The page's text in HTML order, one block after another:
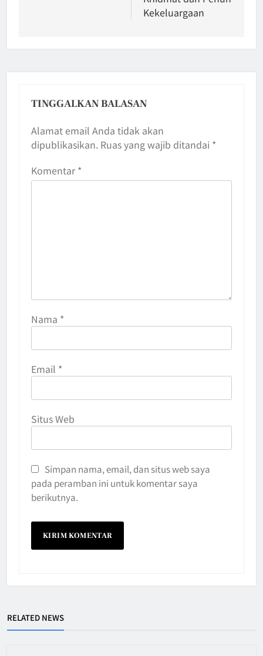
Kekeluargaan
TINGGALKAN BALASAN
Alamat email Anda tidak akan
dipublikasikan. Ruas yang wajib ditandai *
Komentar *
Nama *
Email *
Situs Web
Simpan nama, email, dan situs web saya
pada peramban ini untuk komentar saya
berikutnya.
RELATED NEWS